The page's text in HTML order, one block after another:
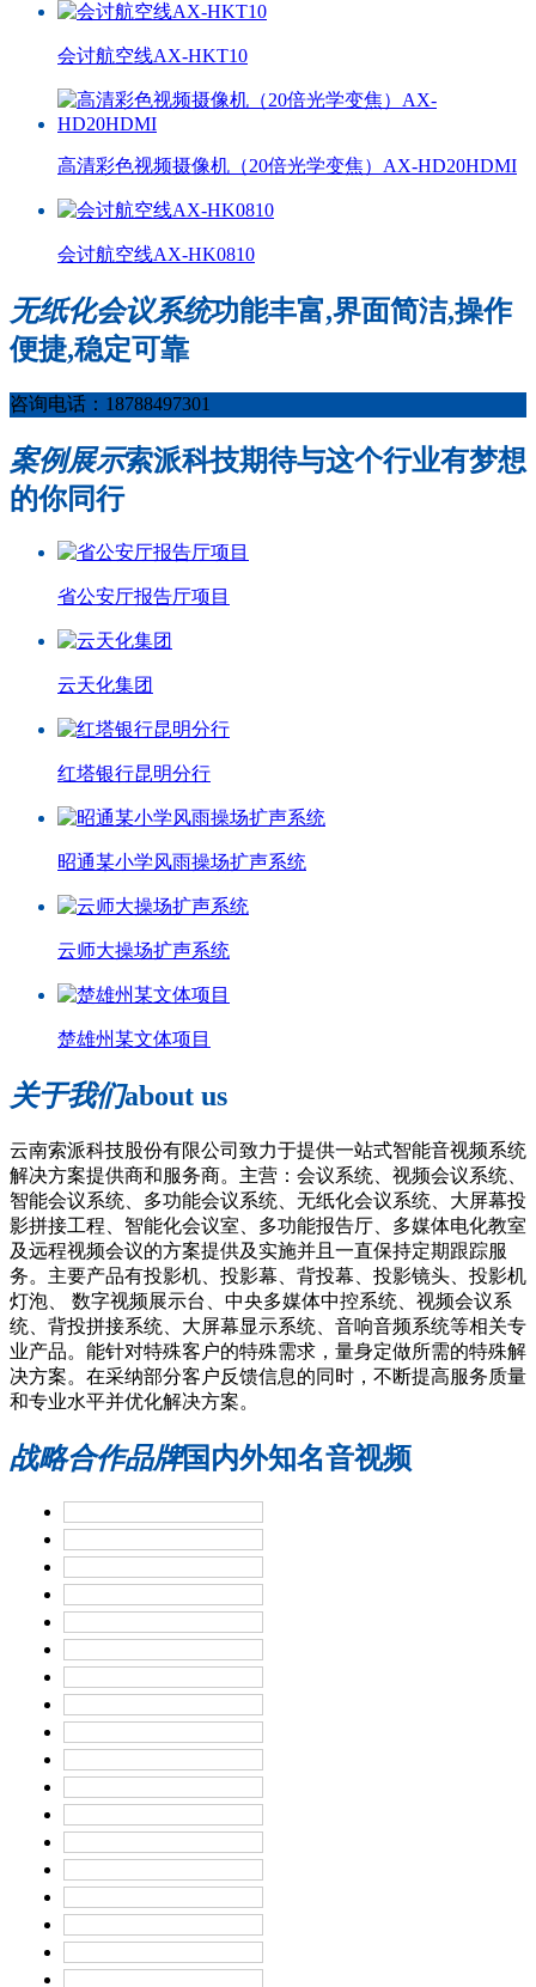
会讨航空线AX-HKT10
高清彩色视频摄像机（20倍光学变焦）AX-HD20HDMI
会讨航空线AX-HK0810
无纸化会议系统功能丰富,界面简洁,操作
便捷,稳定可靠
咨询电话：18788497301
案例展示索派科技期待与这个行业有梦想
的你同行
省公安厅报告厅项目
云天化集团
红塔银行昆明分行
昭通某小学风雨操场扩声系统
云师大操场扩声系统
楚雄州某文体项目
关于我们about us
云南索派科技股份有限公司致力于提供一站式智能音视频系统
解决方案提供商和服务商。主营：会议系统、视频会议系统、
智能会议系统、多功能会议系统、无纸化会议系统、大屏幕投
影拼接工程、智能化会议室、多功能报告厅、多媒体电化教室
及远程视频会议的方案提供及实施并且一直保持定期跟踪服
务。主要产品有投影机、投影幕、背投幕、投影镜头、投影机
灯泡、 数字视频展示台、中央多媒体中控系统、视频会议系
统、背投拼接系统、大屏幕显示系统、音响音频系统等相关专
业产品。能针对特殊客户的特殊需求，量身定做所需的特殊解
决方案。在采纳部分客户反馈信息的同时，不断提高服务质量
和专业水平并优化解决方案。
战略合作品牌国内外知名音视频